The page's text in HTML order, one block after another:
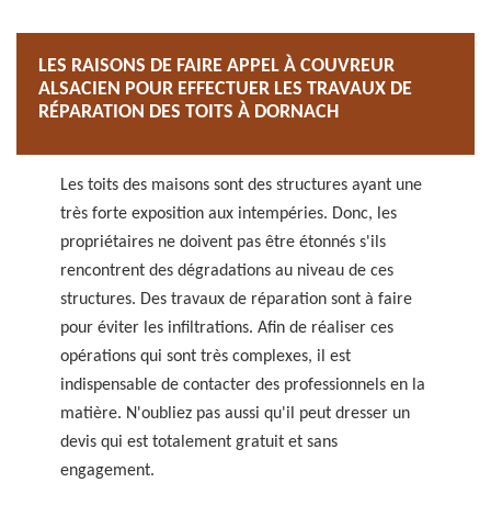
LES RAISONS DE FAIRE APPEL À COUVREUR
ALSACIEN POUR EFFECTUER LES TRAVAUX DE
RÉPARATION DES TOITS À DORNACH
Les toits des maisons sont des structures ayant une
très forte exposition aux intempéries. Donc, les
propriétaires ne doivent pas être étonnés s'ils
rencontrent des dégradations au niveau de ces
structures. Des travaux de réparation sont à faire
pour éviter les infiltrations. Afin de réaliser ces
opérations qui sont très complexes, il est
indispensable de contacter des professionnels en la
matière. N'oubliez pas aussi qu'il peut dresser un
devis qui est totalement gratuit et sans
engagement.